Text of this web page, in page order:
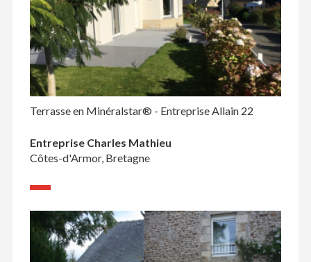
Terrasse en Minéralstar® - Entreprise Allain 22
Entreprise Charles Mathieu
Côtes-d'Armor, Bretagne